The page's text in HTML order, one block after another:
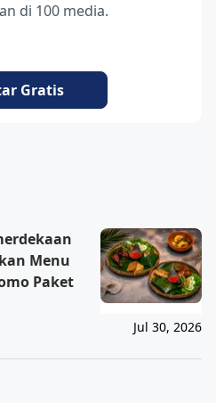
di 100 media.
Gratis
Menu
Paket
Jul 30, 2026